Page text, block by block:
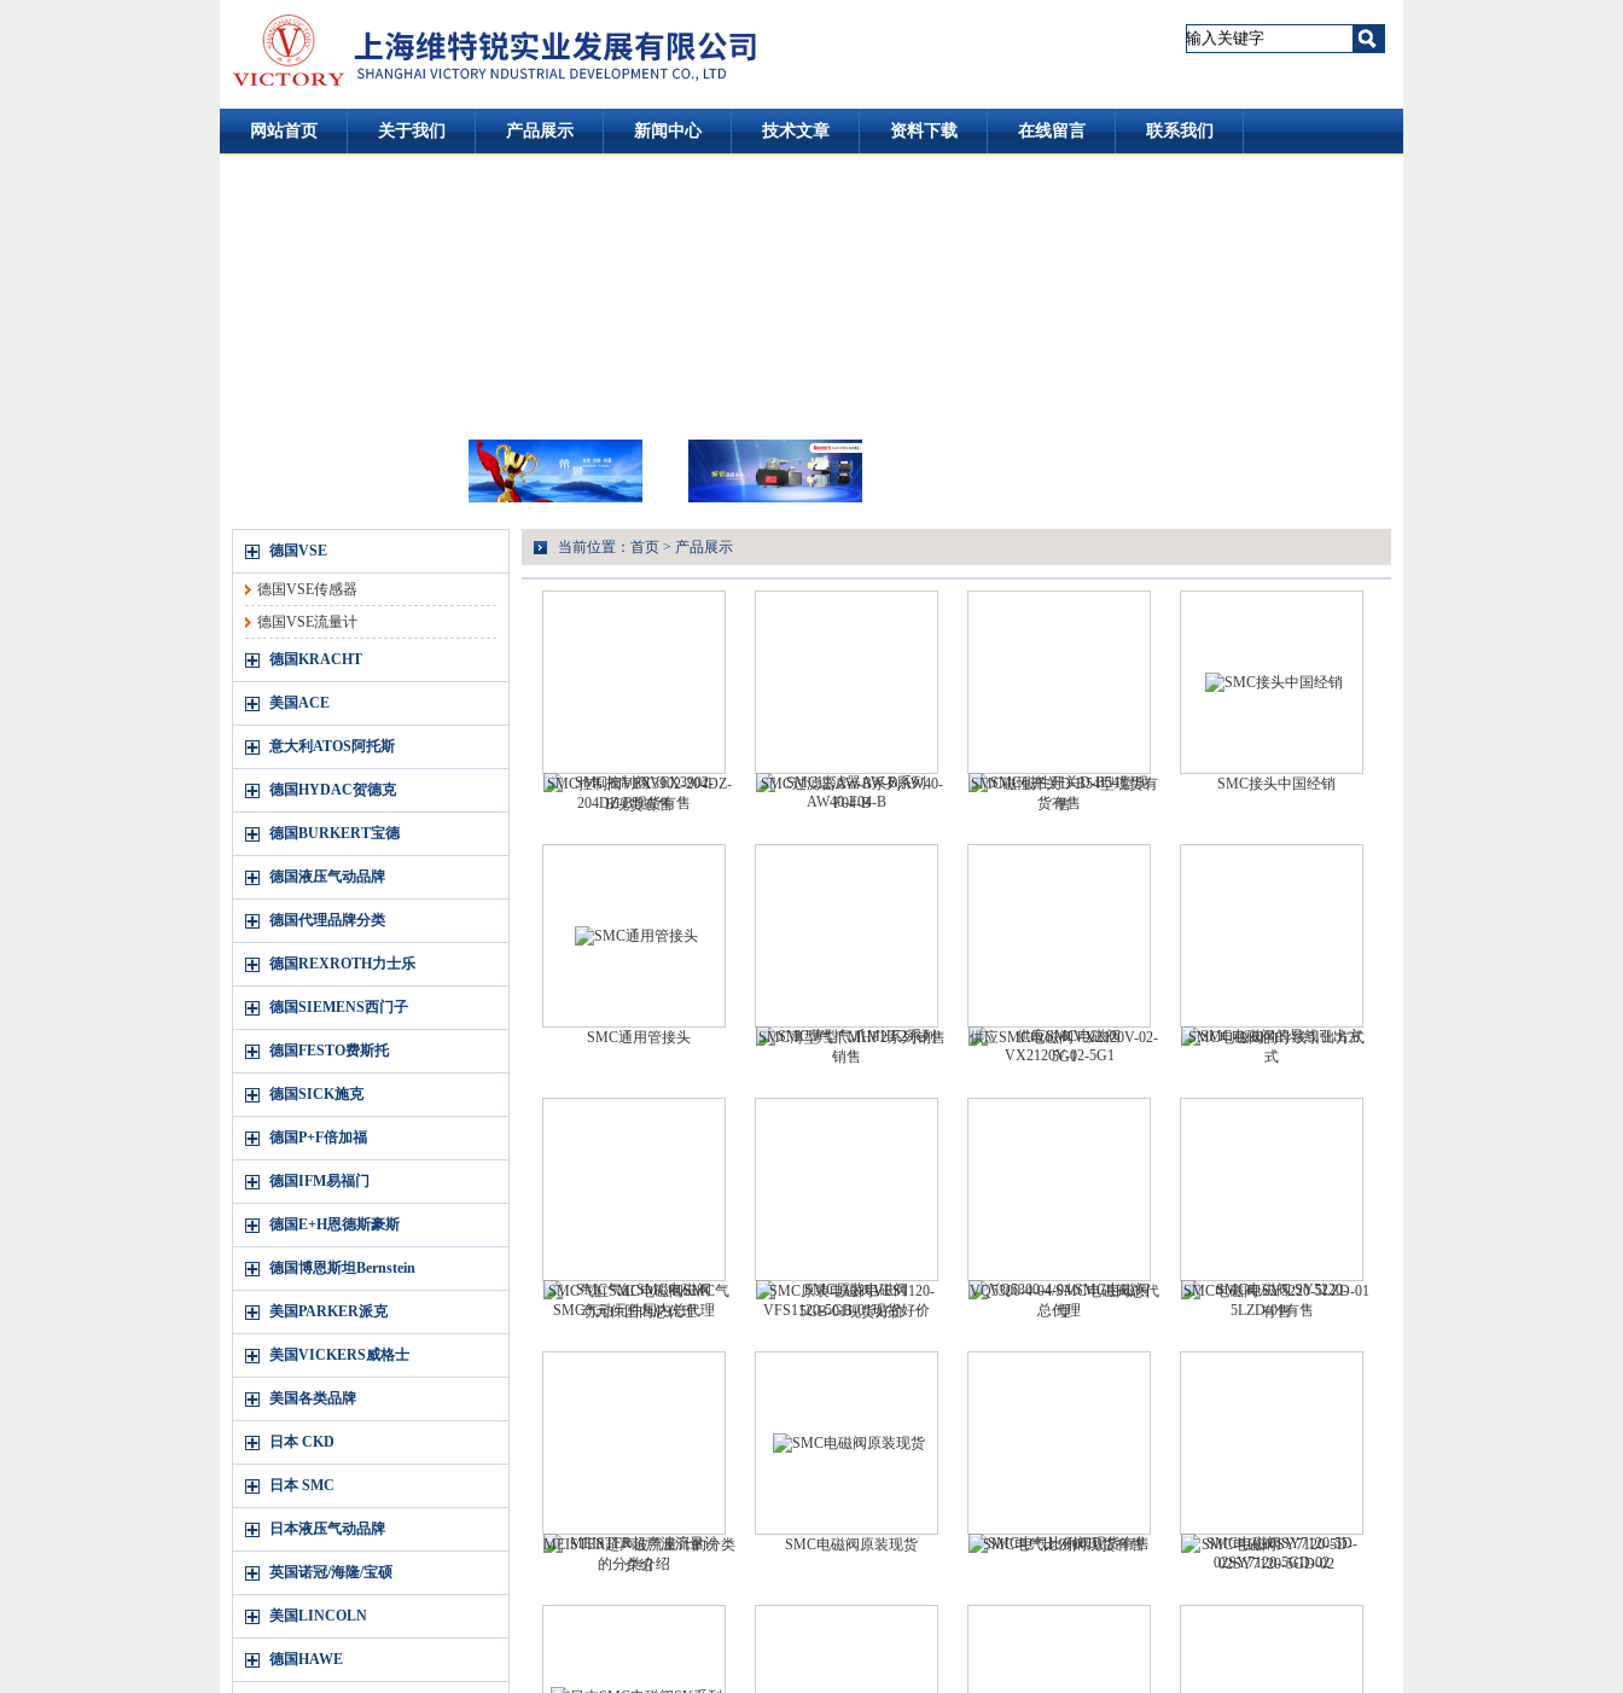
网站首页 关于我们 产品展示 新闻中心 技术文章 资料下载 在线留言 联系我们
德国VSE
德国VSE传感器
德国VSE流量计
德国KRACHT
美国ACE
意大利ATOS阿托斯
德国HYDAC贺德克
德国BURKERT宝德
德国液压气动品牌
德国代理品牌分类
德国REXROTH力士乐
德国SIEMENS西门子
德国FESTO费斯托
德国SICK施克
德国P+F倍加福
德国IFM易福门
德国E+H恩德斯豪斯
德国博恩斯坦Bernstein
美国PARKER派克
美国VICKERS威格士
美国各类品牌
日本 CKD
日本 SMC
日本液压气动品牌
英国诺冠/海隆/宝硕
美国LINCOLN
德国HAWE
当前位置： 首页 > 产品展示
SMC控制阀VEX3902-204DZ-
B现货有售
SMC过滤器AW-B系列AW40-
F04-B
SMC磁性开关D-B54型现货有
售
SMC接头中国经销
SMC通用管接头 SMC薄型气爪MHF2系列销售
供应SMC电磁阀VX2120V-02-
5G1
SMC电磁阀的导线引出方式
SMC气缸SMC电磁阀SMC气
动元件国内总代理
SMC原装电磁阀VFS1120-
5GB-01现货好价
VQ5300-4-04/SMC电磁阀总代
理
SMC电磁阀:SY5220-5LZD-01
有售
MEISTER超声波流量计的分类
介绍​
SMC电磁阀原装现货 SMC电气比例阀现货有售
SMC电磁阀SY7120-5D-
02SY7120-5GD-02